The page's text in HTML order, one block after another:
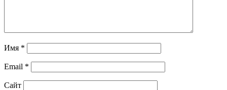
Имя *
Email *
Сайт